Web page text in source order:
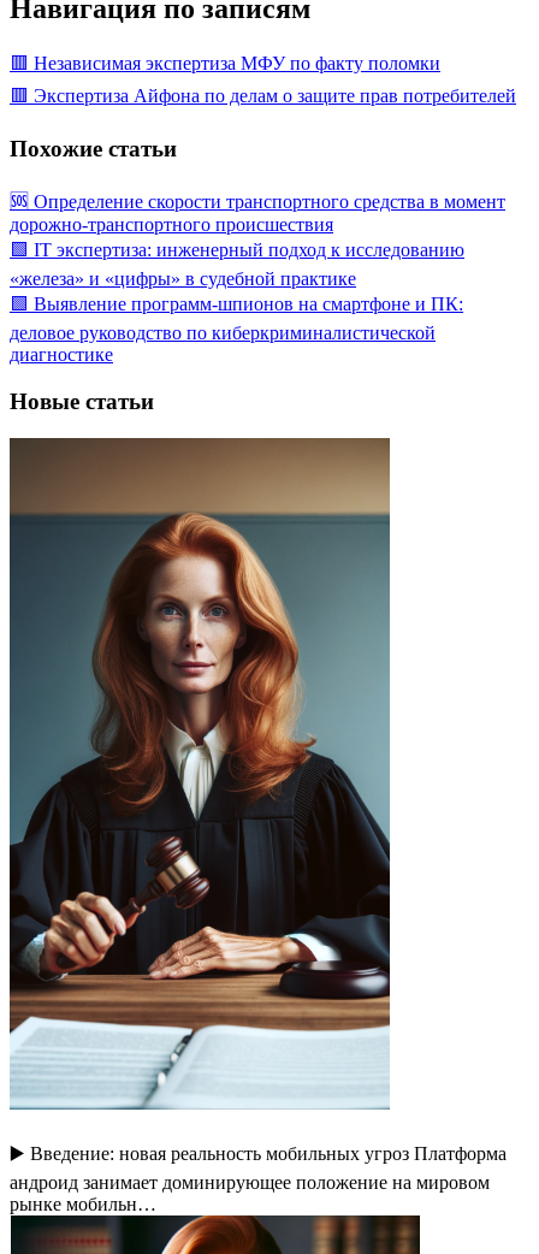
Навигация по записям
🟥 Независимая экспертиза МФУ по факту поломки
🟥 Экспертиза Айфона по делам о защите прав потребителей
Похожие статьи
🆘 Определение скорости транспортного средства в момент
дорожно-транспортного происшествия
🟩 IT экспертиза: инженерный подход к исследованию
«железа» и «цифры» в судебной практике
🟩 Выявление программ-шпионов на смартфоне и ПК:
деловое руководство по киберкриминалистической
диагностике
Новые статьи
▶️ Введение: новая реальность мобильных угроз Платформа
андроид занимает доминирующее положение на мировом
рынке мобильн…